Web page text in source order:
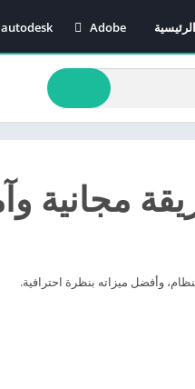
الرئيسية
Adobe
Adobe After Effects
Adobe Audition
Adobe Illustrator
Adobe Media Encoder
autodesk
AutoCAD
Revit